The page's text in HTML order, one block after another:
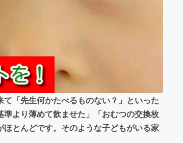
「先生何かたべるものない？」といった
より薄めて飲ませた」「おむつの交換枚
とんどです。そのような子どもがいる家